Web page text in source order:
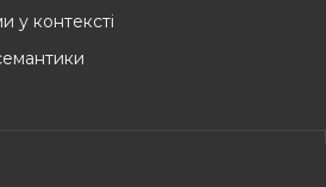
у контексті